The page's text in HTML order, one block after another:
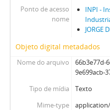
Ponto de acesso
nome
INPI -
JORGE
Objeto digital metadados
Nome do arquivo
66b3e77d-
9e699acb-
Tipo de mídia
Texto
Mime-type